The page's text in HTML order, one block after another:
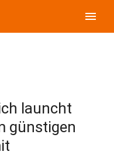
menu
launcht
günstigen